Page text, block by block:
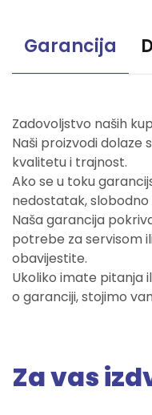
Garancija
Zadovoljstvo naših
Naši proizvodi dolaze
kvalitetu i trajnost.
Ako se u toku
nedostatak,
Naša garancija
potrebe za servisom
obavijestite.
Ukoliko imate pitanja
o garanciji, stojimo
Za vas